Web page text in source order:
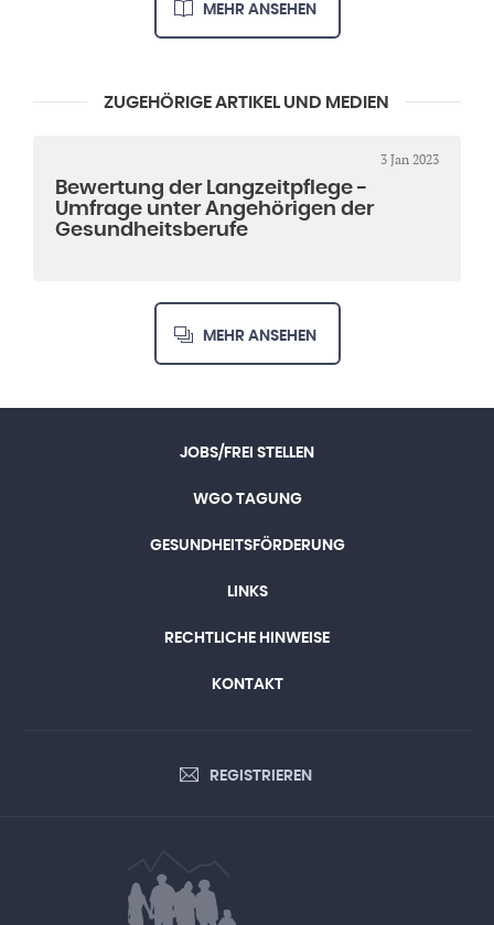
MEHR ANSEHEN
ZUGEHÖRIGE ARTIKEL UND MEDIEN
3 Jan 2023
Bewertung der Langzeitpflege -
Umfrage unter Angehörigen der
Gesundheitsberufe
MEHR ANSEHEN
JOBS/FREI STELLEN
WGO TAGUNG
GESUNDHEITSFÖRDERUNG
LINKS
RECHTLICHE HINWEISE
KONTAKT
REGISTRIEREN